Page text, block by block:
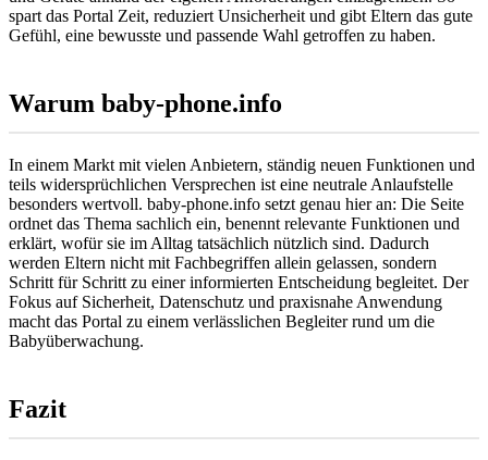
spart das Portal Zeit, reduziert Unsicherheit und gibt Eltern das gute
Gefühl, eine bewusste und passende Wahl getroffen zu haben.
Warum baby-phone.info
In einem Markt mit vielen Anbietern, ständig neuen Funktionen und
teils widersprüchlichen Versprechen ist eine neutrale Anlaufstelle
besonders wertvoll. baby-phone.info setzt genau hier an: Die Seite
ordnet das Thema sachlich ein, benennt relevante Funktionen und
erklärt, wofür sie im Alltag tatsächlich nützlich sind. Dadurch
werden Eltern nicht mit Fachbegriffen allein gelassen, sondern
Schritt für Schritt zu einer informierten Entscheidung begleitet. Der
Fokus auf Sicherheit, Datenschutz und praxisnahe Anwendung
macht das Portal zu einem verlässlichen Begleiter rund um die
Babyüberwachung.
Fazit